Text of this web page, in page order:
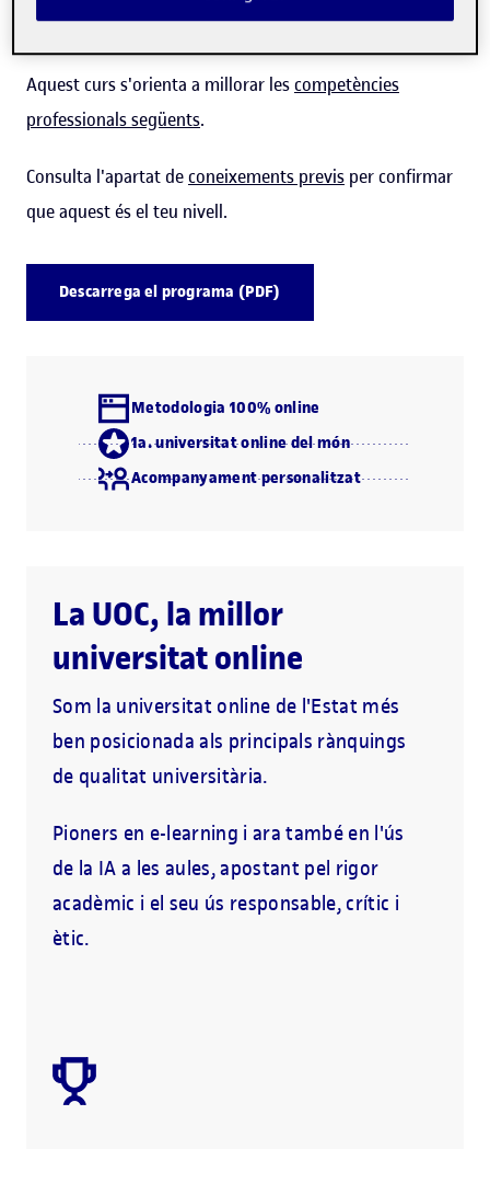
d'aquesta habilitat.
Aquest curs s'orienta a millorar lescompetències
professionals següents.
Consulta l'apartat deconeixements previs per confirmar
que aquest és el teu nivell.
Descarrega el programa (PDF)
Metodologia 100% online
1a. universitat online del món
Acompanyament personalitzat
La UOC, la millor
universitat online
Som la universitat online de l'Estat més
ben posicionada als principals rànquings
de qualitat universitària.
Pioners en e-learning i ara també en l'ús
de la IA a les aules, apostant pel rigor
acadèmic i el seu ús responsable, crític i
ètic.